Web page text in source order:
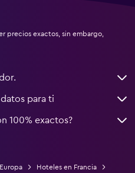
precios exactos, sin embargo,
para ti
100% exactos?
Hoteles en Francia